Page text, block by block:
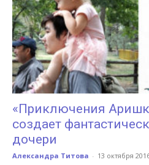
«Приключения
создает
дочери
Александра Титова - 13 октября